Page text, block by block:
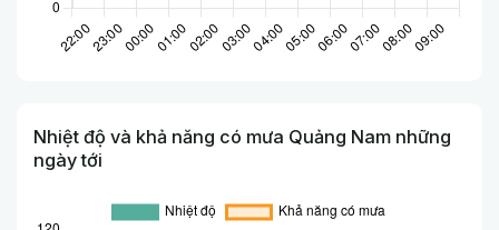
Nhiệt độ và khả năng có mưa Quảng Nam những
ngày tới